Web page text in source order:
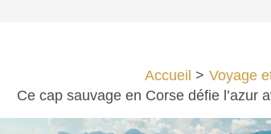
Accueil
Voyage
Ce cap sauvage en Corse défie l’azur